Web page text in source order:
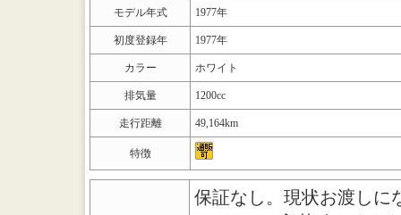
モデル年式 1977年
初度登録年 1977年
カラー ホワイト
排気量 1200cc
走行距離 49,164km
特徴
保証なし。現状お渡しに